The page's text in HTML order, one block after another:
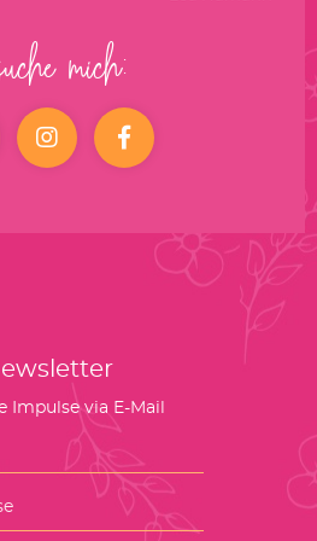
mich:
Instagramfacebook
Impulse via E-Mail